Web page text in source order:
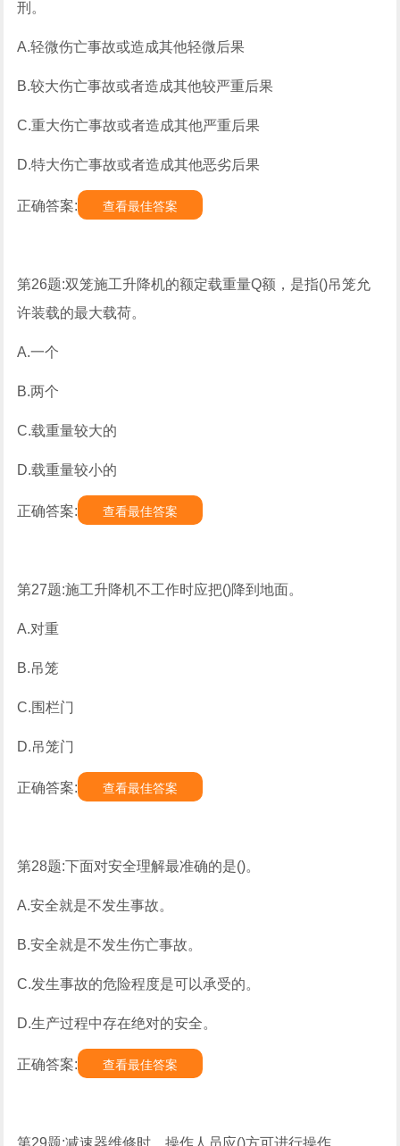
刑。
A.轻微伤亡事故或造成其他轻微后果
B.较大伤亡事故或者造成其他较严重后果
C.重大伤亡事故或者造成其他严重后果
D.特大伤亡事故或者造成其他恶劣后果
正确答案: 查看最佳答案
第26题:双笼施工升降机的额定载重量Q额，是指()吊笼允
许装载的最大载荷。
A.一个
B.两个
C.载重量较大的
D.载重量较小的
正确答案: 查看最佳答案
第27题:施工升降机不工作时应把()降到地面。
A.对重
B.吊笼
C.围栏门
D.吊笼门
正确答案: 查看最佳答案
第28题:下面对安全理解最准确的是()。
A.安全就是不发生事故。
B.安全就是不发生伤亡事故。
C.发生事故的危险程度是可以承受的。
D.生产过程中存在绝对的安全。
正确答案: 查看最佳答案
第29题:减速器维修时，操作人员应()方可进行操作。